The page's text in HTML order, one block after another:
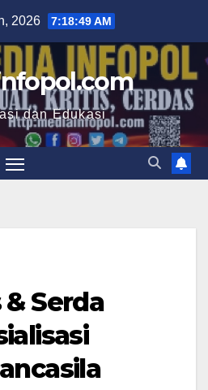
2026 7:18:50 AM
dan Edukasi
Serda